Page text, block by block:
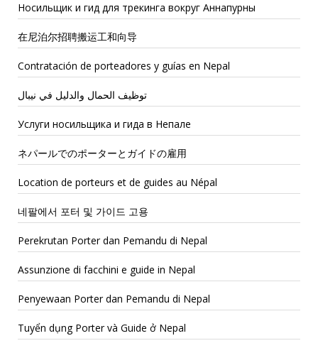
Носильщик и гид для трекинга вокруг Аннапурны
在尼泊尔招聘搬运工和向导
Contratación de porteadores y guías en Nepal
توظيف الحمال والدليل في نيبال
Услуги носильщика и гида в Непале
ネパールでのポーターとガイドの雇用
Location de porteurs et de guides au Népal
네팔에서 포터 및 가이드 고용
Perekrutan Porter dan Pemandu di Nepal
Assunzione di facchini e guide in Nepal
Penyewaan Porter dan Pemandu di Nepal
Tuyển dụng Porter và Guide ở Nepal